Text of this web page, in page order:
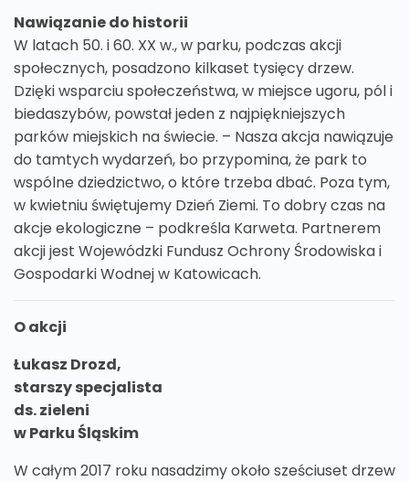
Nawiązanie do historii
W latach 50. i 60. XX w., w parku, podczas akcji
społecznych, posadzono kilkaset tysięcy drzew.
Dzięki wsparciu społeczeństwa, w miejsce ugoru, pól i
biedaszybów, powstał jeden z najpiękniejszych
parków miejskich na świecie. – Nasza akcja nawiązuje
do tamtych wydarzeń, bo przypomina, że park to
wspólne dziedzictwo, o które trzeba dbać. Poza tym,
w kwietniu świętujemy Dzień Ziemi. To dobry czas na
akcje ekologiczne – podkreśla Karweta. Partnerem
akcji jest Wojewódzki Fundusz Ochrony Środowiska i
Gospodarki Wodnej w Katowicach.
O akcji
Łukasz Drozd,
starszy specjalista
ds. zieleni
w Parku Śląskim
W całym 2017 roku nasadzimy około sześciuset drzew